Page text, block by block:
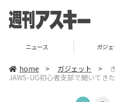
ニュース ガジェ
home > ガジェット >
JAWS-UG初心者支部で聞いてきた